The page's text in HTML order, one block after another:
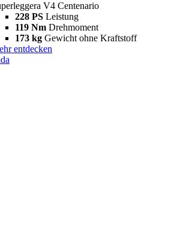
V4 Centenario
228 PS Leistung
119 Nm Drehmoment
173 kg Gewicht ohne Kraftstoff
entdecken